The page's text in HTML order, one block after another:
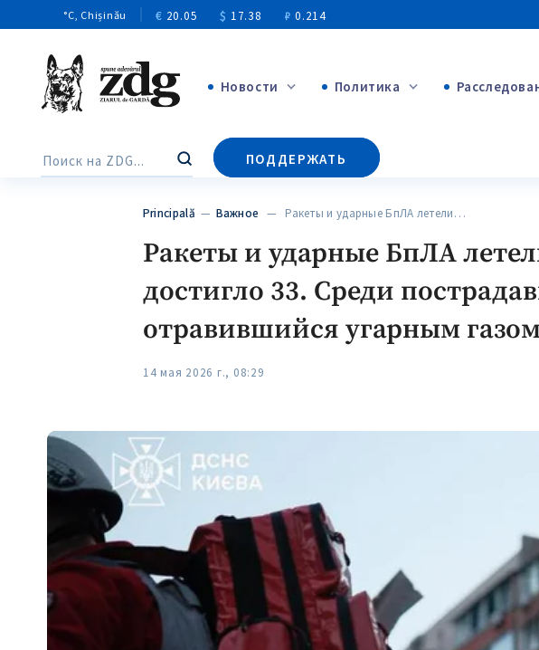
°C, Chișinău € 20.05 $ 17.38 ₽ 0.214
Новости
+144
Политика
Поиск ПОДДЕРЖАТЬ
Principală —Важное — Ракеты и ударные БпЛА летели…
Ракеты и ударные БпЛА
достигло 33. Среди
отравившийся угарным
14 мая 2026 г., 08:29